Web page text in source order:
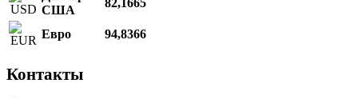
США
Евро 94,8366
Контакты